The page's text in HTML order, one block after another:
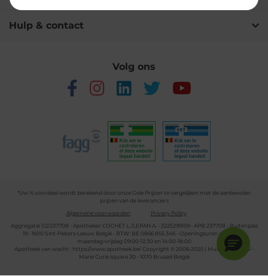
Hulp & contact
Volg ons
*Uw % voordeel wordt berekend door onze Gele Prijzen te vergelijken met de aanbevolen
prijzen van de leveranciers
Algemene voorwaarden
Privacy Policy
Aggregatie 1/2/237708 - Apotheker COCHET L./LEPAN A. - 3225299159 - APB 237708 - Buitenplas
19 - 1600 Sint-Pieters-Leeuw België - BTW: BE 0866.855.346 - Openingsuren apotheek:
maandag-vrijdag 09:00-12:30 en 14:00-18:00
Apotheek van wacht :
https://www.apotheek.be/Copyright © 2006-2025 | Multipharma CV -
Marie Curie square 30 - 1070 Brussel België